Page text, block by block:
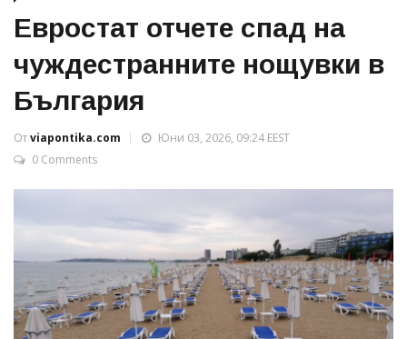
Евростат отчете спад на
чуждестранните нощувки в
България
Отviapontika.com
Юни 03, 2026, 09:24 EEST
0 Comments